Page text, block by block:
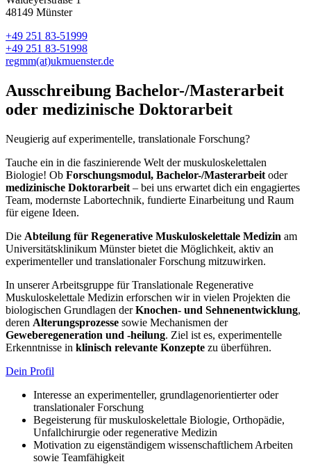
48149 Münster
+49 251 83-51999
+49 251 83-51998
regmm(at)ukmuenster.de
Ausschreibung Bachelor-/Masterarbeit
oder medizinische Doktorarbeit
Neugierig auf experimentelle, translationale Forschung?
Tauche ein in die faszinierende Welt der muskuloskelettalen
Biologie! Ob Forschungsmodul, Bachelor-/Masterarbeit oder
medizinische Doktorarbeit – bei uns erwartet dich ein engagiertes
Team, modernste Labortechnik, fundierte Einarbeitung und Raum
für eigene Ideen.
Die Abteilung für Regenerative Muskuloskelettale Medizin am
Universitätsklinikum Münster bietet die Möglichkeit, aktiv an
experimenteller und translationaler Forschung mitzuwirken.
In unserer Arbeitsgruppe für Translationale Regenerative
Muskuloskelettale Medizin erforschen wir in vielen Projekten die
biologischen Grundlagen derKnochen- und Sehnenentwicklung,
deren Alterungsprozesse sowie Mechanismen der
Geweberegeneration und -heilung. Ziel ist es, experimentelle
Erkenntnisse in klinisch relevante Konzepte zu überführen.
Dein Profil
Interesse an experimenteller, grundlagenorientierter oder
translationaler Forschung
Begeisterung für muskuloskelettale Biologie, Orthopädie,
Unfallchirurgie oder regenerative Medizin
Motivation zu eigenständigem wissenschaftlichem Arbeiten
sowie Teamfähigkeit